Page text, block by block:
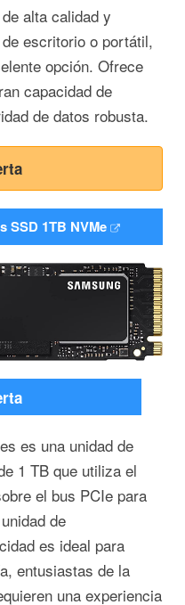
alta calidad y
escritorio o portátil,
opción. Ofrece
capacidad de
de datos robusta.
SSD 1TB NVMe
es una unidad de
1 TB que utiliza el
el bus PCIe para
de
es ideal para
entusiastas de la
una experiencia